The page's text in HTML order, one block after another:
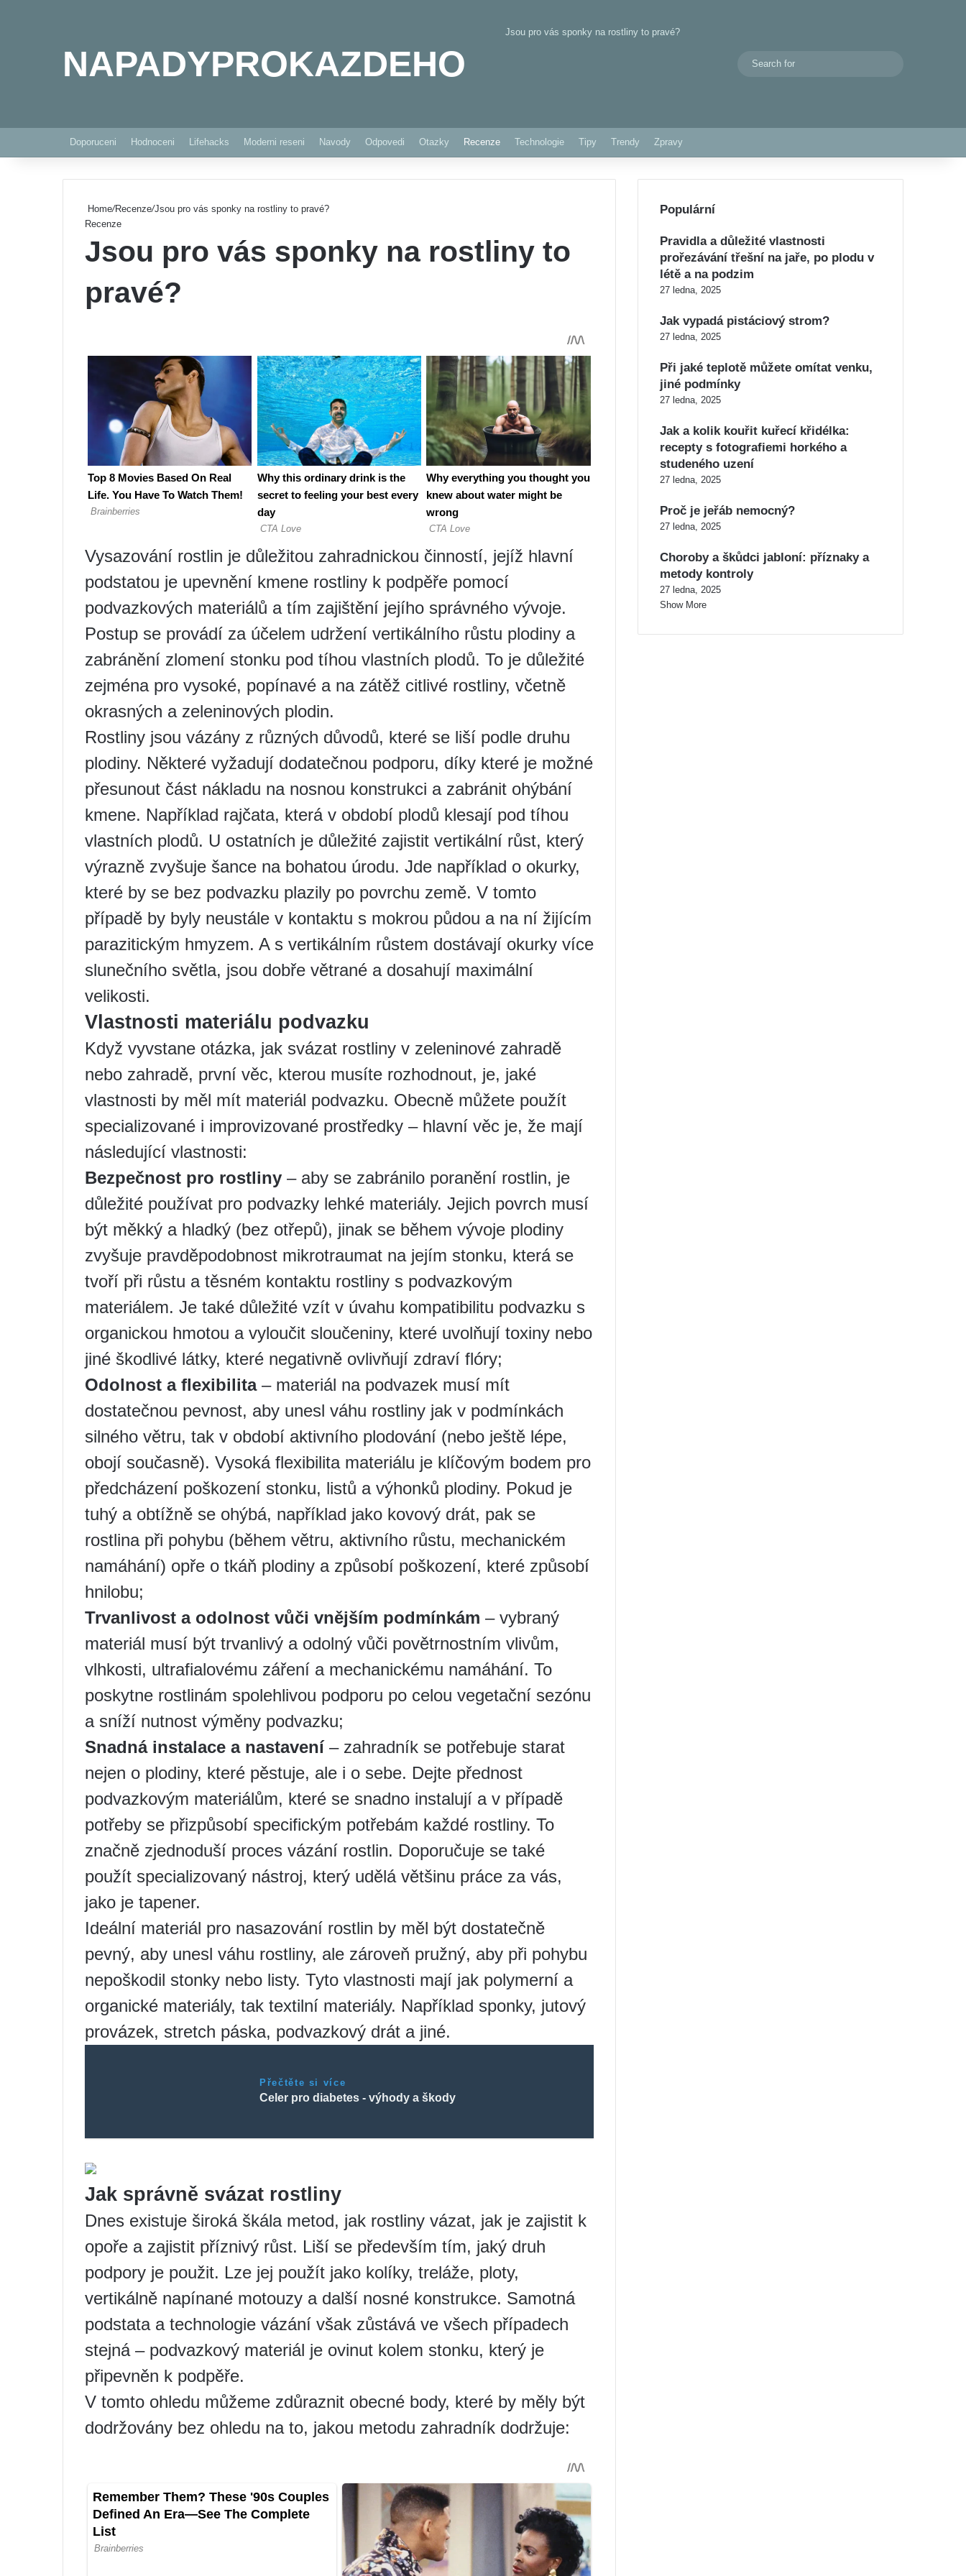
NAPADYPROKAZDEHO
Jsou pro vás sponky na rostliny to pravé?
Switch skin
Doporuceni Hodnoceni Lifehacks Moderni reseni Navody Odpovedi Otazky Recenze Technologie Tipy Trendy Zpravy
Home/Recenze/Jsou pro vás sponky na rostliny to pravé?
Recenze
Jsou pro vás sponky na rostliny to
pravé?
Vysazování rostlin je důležitou zahradnickou činností, jejíž hlavní
podstatou je upevnění kmene rostliny k podpěře pomocí
podvazkových materiálů a tím zajištění jejího správného vývoje.
Postup se provádí za účelem udržení vertikálního růstu plodiny a
zabránění zlomení stonku pod tíhou vlastních plodů. To je důležité
zejména pro vysoké, popínavé a na zátěž citlivé rostliny, včetně
okrasných a zeleninových plodin.
Rostliny jsou vázány z různých důvodů, které se liší podle druhu
plodiny. Některé vyžadují dodatečnou podporu, díky které je možné
přesunout část nákladu na nosnou konstrukci a zabránit ohýbání
kmene. Například rajčata, která v období plodů klesají pod tíhou
vlastních plodů. U ostatních je důležité zajistit vertikální růst, který
výrazně zvyšuje šance na bohatou úrodu. Jde například o okurky,
které by se bez podvazku plazily po povrchu země. V tomto
případě by byly neustále v kontaktu s mokrou půdou a na ní žijícím
parazitickým hmyzem. A s vertikálním růstem dostávají okurky více
slunečního světla, jsou dobře větrané a dosahují maximální
velikosti.
Vlastnosti materiálu podvazku
Když vyvstane otázka, jak svázat rostliny v zeleninové zahradě
nebo zahradě, první věc, kterou musíte rozhodnout, je, jaké
vlastnosti by měl mít materiál podvazku. Obecně můžete použít
specializované i improvizované prostředky – hlavní věc je, že mají
následující vlastnosti:
Bezpečnost pro rostliny – aby se zabránilo poranění rostlin, je
důležité používat pro podvazky lehké materiály. Jejich povrch musí
být měkký a hladký (bez otřepů), jinak se během vývoje plodiny
zvyšuje pravděpodobnost mikrotraumat na jejím stonku, která se
tvoří při růstu a těsném kontaktu rostliny s podvazkovým
materiálem. Je také důležité vzít v úvahu kompatibilitu podvazku s
organickou hmotou a vyloučit sloučeniny, které uvolňují toxiny nebo
jiné škodlivé látky, které negativně ovlivňují zdraví flóry;
Odolnost a flexibilita– materiál na podvazek musí mít
dostatečnou pevnost, aby unesl váhu rostliny jak v podmínkách
silného větru, tak v období aktivního plodování (nebo ještě lépe,
obojí současně). Vysoká flexibilita materiálu je klíčovým bodem pro
předcházení poškození stonku, listů a výhonků plodiny. Pokud je
tuhý a obtížně se ohýbá, například jako kovový drát, pak se
rostlina při pohybu (během větru, aktivního růstu, mechanickém
namáhání) opře o tkáň plodiny a způsobí poškození, které způsobí
hnilobu;
Trvanlivost a odolnost vůči vnějším podmínkám – vybraný
materiál musí být trvanlivý a odolný vůči povětrnostním vlivům,
vlhkosti, ultrafialovému záření a mechanickému namáhání. To
poskytne rostlinám spolehlivou podporu po celou vegetační sezónu
a sníží nutnost výměny podvazku;
Snadná instalace a nastavení– zahradník se potřebuje starat
nejen o plodiny, které pěstuje, ale i o sebe. Dejte přednost
podvazkovým materiálům, které se snadno instalují a v případě
potřeby se přizpůsobí specifickým potřebám každé rostliny. To
značně zjednoduší proces vázání rostlin. Doporučuje se také
použít specializovaný nástroj, který udělá většinu práce za vás,
jako je tapener.
Ideální materiál pro nasazování rostlin by měl být dostatečně
pevný, aby unesl váhu rostliny, ale zároveň pružný, aby při pohybu
nepoškodil stonky nebo listy. Tyto vlastnosti mají jak polymerní a
organické materiály, tak textilní materiály. Například sponky, jutový
provázek, stretch páska, podvazkový drát a jiné.
Přečtěte si více
Celer pro diabetes - výhody a škody
Jak správně svázat rostliny
Dnes existuje široká škála metod, jak rostliny vázat, jak je zajistit k
opoře a zajistit příznivý růst. Liší se především tím, jaký druh
podpory je použit. Lze jej použít jako kolíky, treláže, ploty,
vertikálně napínané motouzy a další nosné konstrukce. Samotná
podstata a technologie vázání však zůstává ve všech případech
stejná – podvazkový materiál je ovinut kolem stonku, který je
připevněn k podpěře.
V tomto ohledu můžeme zdůraznit obecné body, které by měly být
dodržovány bez ohledu na to, jakou metodu zahradník dodržuje:
Populární
Pravidla a důležité vlastnosti
prořezávání třešní na jaře, po plodu v
létě a na podzim
27 ledna, 2025
Jak vypadá pistáciový strom?
27 ledna, 2025
Při jaké teplotě můžete omítat venku,
jiné podmínky
27 ledna, 2025
Jak a kolik kouřit kuřecí křidélka:
recepty s fotografiemi horkého a
studeného uzení
27 ledna, 2025
Proč je jeřáb nemocný?
27 ledna, 2025
Choroby a škůdci jabloní: příznaky a
metody kontroly
27 ledna, 2025
Show More